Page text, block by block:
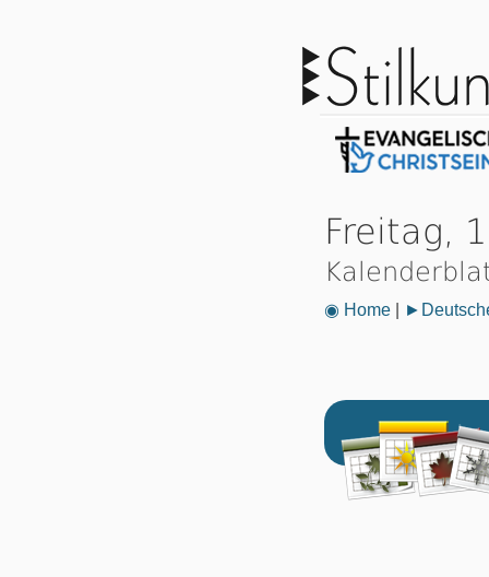
Freitag,
◉ Home|